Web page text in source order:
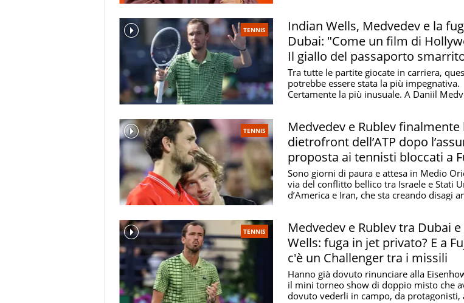
TENNIS
Indian Wells, Medvedev e la
Dubai: "Come un film di
Il giallo del passaporto
Tra tutte le partite giocate in carriera,
potrebbe essere stata la più impegnativa.
Certamente la più inusuale. A Daniil
TENNIS
Medvedev e Rublev finalmente
dietrofront dell’ATP dopo
proposta ai tennisti bloccati a
Sono giorni di paura e attesa in Medio
via del conflitto bellico tra Israele e Stati
d’America e Iran, che sta creando disagi
TENNIS
Medvedev e Rublev tra Dubai
Wells: fuga in jet privato? E a
c'è un Challenger tra i missili
Hanno già dovuto rinunciare alla
il mini torneo show di doppio misto che
dovuto vederli in campo, da protagonisti,